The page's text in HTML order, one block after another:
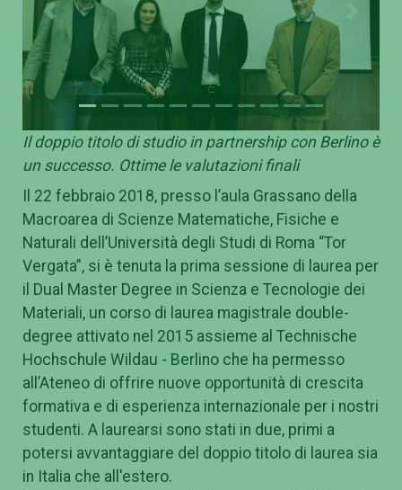
Previous
Il doppio titolo di studio in partnership con Berlino è
un successo. Ottime le valutazioni finali
Il 22 febbraio 2018, presso l’aula Grassano della
Macroarea di Scienze Matematiche, Fisiche e
Naturali dell’Università degli Studi di Roma “Tor
Vergata”, si è tenuta la prima sessione di laurea per
il Dual Master Degree in Scienza e Tecnologie dei
Materiali, un corso di laurea magistrale double-
degree attivato nel 2015 assieme al Technische
Hochschule Wildau - Berlino che ha permesso
all’Ateneo di offrire nuove opportunità di crescita
formativa e di esperienza internazionale per i nostri
studenti. A laurearsi sono stati in due, primi a
potersi avvantaggiare del doppio titolo di laurea sia
in Italia che all'estero.